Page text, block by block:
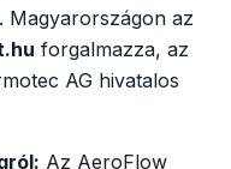
Magyarországon az
forgalmazza, az
AG hivatalos
Az AeroFlow